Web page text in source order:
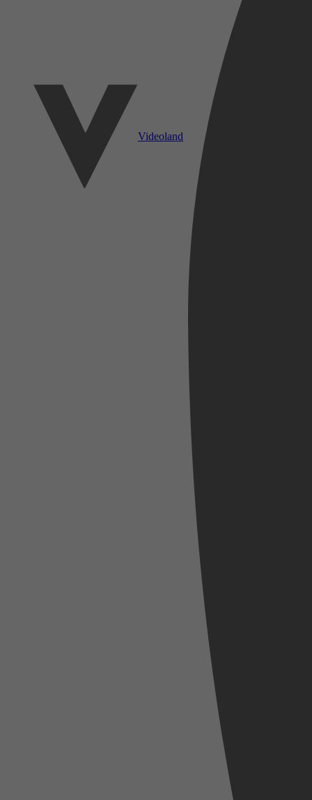
Videoland